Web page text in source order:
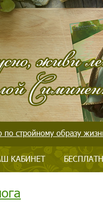
по стройному образу
КАБИНЕТ